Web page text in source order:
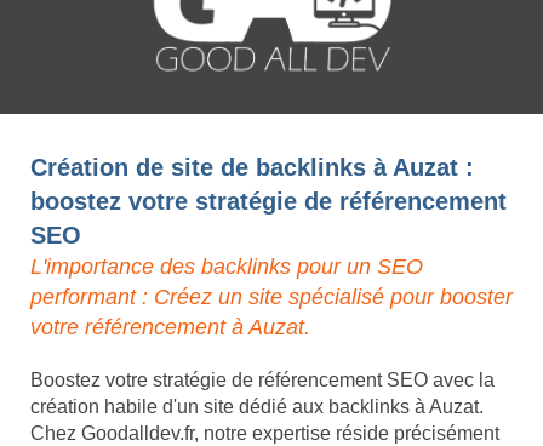
Création de site de backlinks à Auzat :
boostez votre stratégie de référencement
SEO
L'importance des backlinks pour un SEO
performant : Créez un site spécialisé pour booster
votre référencement à Auzat.
Boostez votre stratégie de référencement SEO avec la
création habile d'un site dédié aux backlinks à Auzat.
Chez Goodalldev.fr, notre expertise réside précisément